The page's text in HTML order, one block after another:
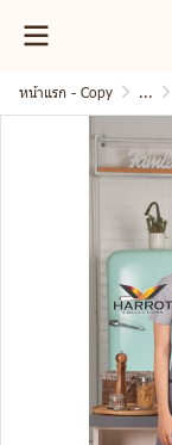
หน้าแรก - Copy ...